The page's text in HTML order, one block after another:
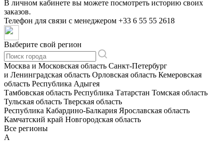
В личном кабинете вы можете посмотреть историю своих
заказов.
Телефон для связи с менеджером +33 6 55 55 2618
Выберите свой регион
Москва и Московская область Санкт-Петербург
и Ленинградская область Орловская область Кемеровская
область Республика Адыгея
Тамбовская область Республика Татарстан Томская область
Тульская область Тверская область
Республика Кабардино-Балкария Ярославская область
Камчатский край Новгородская область
Все регионы
А